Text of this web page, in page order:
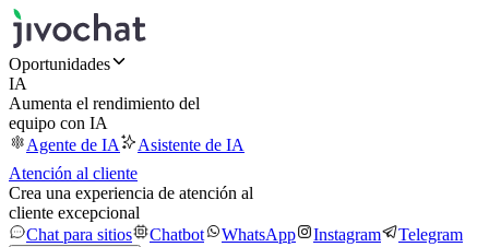
Oportunidades
IA
Aumenta el rendimiento del
equipo con IA
Agente de IA
Asistente de IA
Atención al cliente
Crea una experiencia de atención al
cliente excepcional
Chat para sitios
Chatbot WhatsApp Instagram Telegram